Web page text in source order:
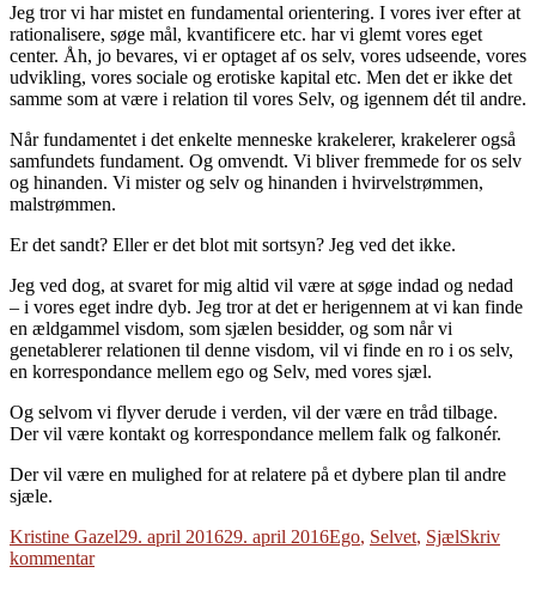
Jeg tror vi har mistet en fundamental orientering. I vores iver efter at
rationalisere, søge mål, kvantificere etc. har vi glemt vores eget
center. Åh, jo bevares, vi er optaget af os selv, vores udseende, vores
udvikling, vores sociale og erotiske kapital etc. Men det er ikke det
samme som at være i relation til vores Selv, og igennem dét til andre.
Når fundamentet i det enkelte menneske krakelerer, krakelerer også
samfundets fundament. Og omvendt. Vi bliver fremmede for os selv
og hinanden. Vi mister og selv og hinanden i hvirvelstrømmen,
malstrømmen.
Er det sandt? Eller er det blot mit sortsyn? Jeg ved det ikke.
Jeg ved dog, at svaret for mig altid vil være at søge indad og nedad
– i vores eget indre dyb. Jeg tror at det er herigennem at vi kan finde
en ældgammel visdom, som sjælen besidder, og som når vi
genetablerer relationen til denne visdom, vil vi finde en ro i os selv,
en korrespondance mellem ego og Selv, med vores sjæl.
Og selvom vi flyver derude i verden, vil der være en tråd tilbage.
Der vil være kontakt og korrespondance mellem falk og falkonér.
Der vil være en mulighed for at relatere på et dybere plan til andre
sjæle.
Forfatter
Kristine GazelUdgivet
29. april 201629. april 2016Tags
Ego, Selvet, SjælSkriv
kommentartil